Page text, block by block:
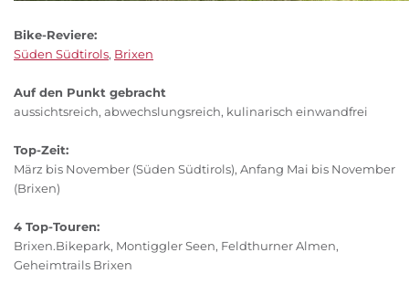
Bike-Reviere:
Süden Südtirols, Brixen
Auf den Punkt gebracht
aussichtsreich, abwechslungsreich, kulinarisch einwandfrei
Top-Zeit:
März bis November (Süden Südtirols), Anfang Mai bis November
(Brixen)
4 Top-Touren:
Brixen.Bikepark, Montiggler Seen, Feldthurner Almen,
Geheimtrails Brixen